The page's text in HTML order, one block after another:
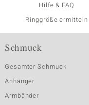
Hilfe & FAQ
Ringgröße ermitteln
Schmuck
Gesamter Schmuck
Anhänger
Armbänder